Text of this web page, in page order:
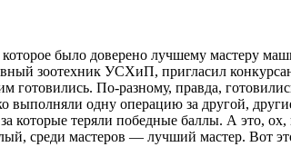
было доверено лучшему мастеру
зоотехник УСХиП, пригласил
По-разному, правда,
одну операцию за другой,
которые теряли победные баллы. А это,
среди мастеров — лучший мастер. Вот